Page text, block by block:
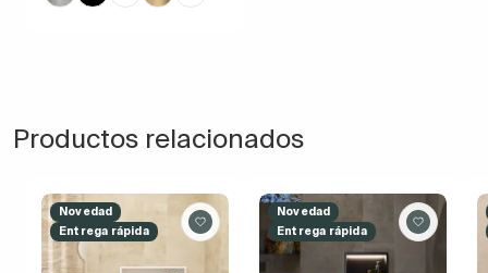
Productos relacionados
Novedad
Entrega rápida
Novedad
Entrega rápida